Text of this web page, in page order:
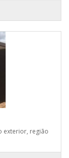
exterior, região